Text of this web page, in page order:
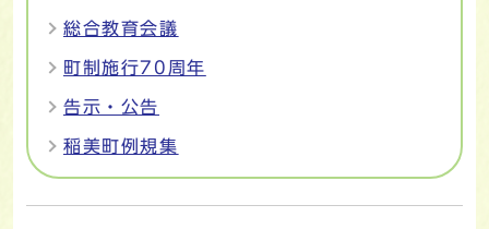
総合教育会議
町制施行70周年
告示・公告
稲美町例規集